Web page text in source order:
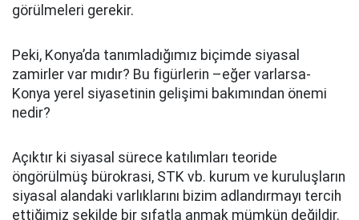
görülmeleri gerekir.
Peki, Konya’da tanımladığımız biçimde siyasal
zamirler var mıdır? Bu figürlerin –eğer varlarsa-
Konya yerel siyasetinin gelişimi bakımından önemi
nedir?
Açıktır ki siyasal sürece katılımları teoride
öngörülmüş bürokrasi, STK vb. kurum ve kuruluşların
siyasal alandaki varlıklarını bizim adlandırmayı tercih
ettiğimiz şekilde bir sıfatla anmak mümkün değildir.